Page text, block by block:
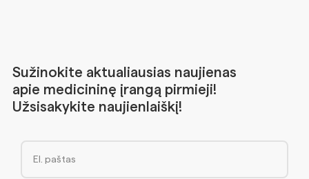
Sužinokite aktualiausias naujienas
apie medicininę įrangą pirmieji!
Užsisakykite naujienlaiškį!